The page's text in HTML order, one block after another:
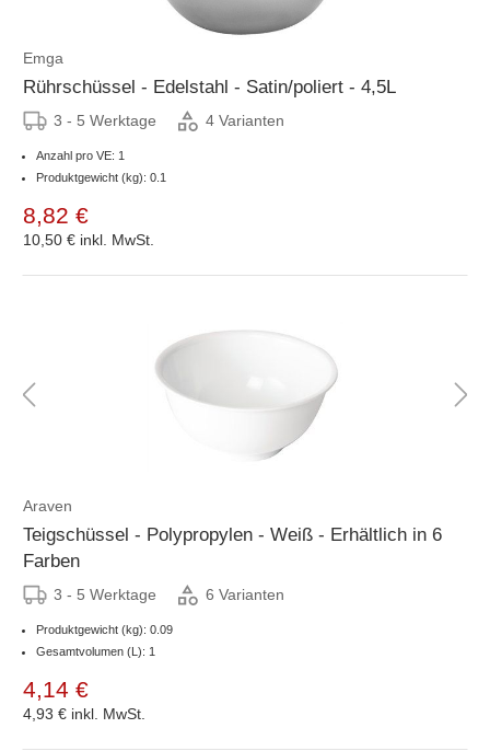
Emga
Rührschüssel - Edelstahl - Satin/poliert - 4,5L
3 - 5 Werktage 4 Varianten
Anzahl pro VE: 1
Produktgewicht (kg): 0.1
8,82 €
10,50 € inkl. MwSt.
Araven
Teigschüssel - Polypropylen - Weiß - Erhältlich in 6
Farben
3 - 5 Werktage 6 Varianten
Produktgewicht (kg): 0.09
Gesamtvolumen (L): 1
4,14 €
4,93 € inkl. MwSt.